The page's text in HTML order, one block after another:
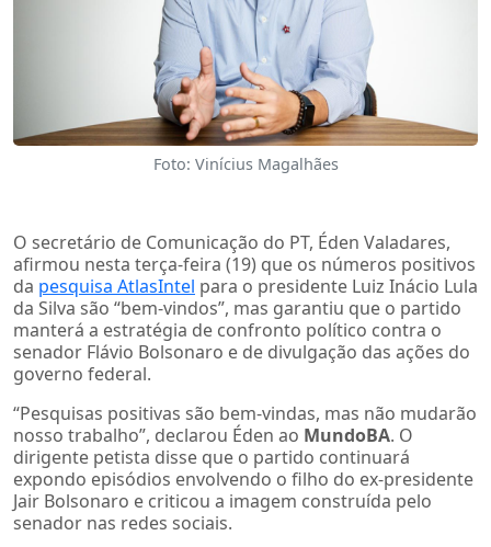
Foto: Vinícius Magalhães
O secretário de Comunicação do PT, Éden Valadares,
afirmou nesta terça-feira (19) que os números positivos
da pesquisa AtlasIntel para o presidente Luiz Inácio Lula
da Silva são “bem-vindos”, mas garantiu que o partido
manterá a estratégia de confronto político contra o
senador Flávio Bolsonaro e de divulgação das ações do
governo federal.
“Pesquisas positivas são bem-vindas, mas não mudarão
nosso trabalho”, declarou Éden ao MundoBA. O
dirigente petista disse que o partido continuará
expondo episódios envolvendo o filho do ex-presidente
Jair Bolsonaro e criticou a imagem construída pelo
senador nas redes sociais.